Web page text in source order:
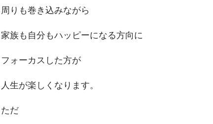
周りも巻き込みながら
家族も自分もハッピーになる方向に
フォーカスした方が
人生が楽しくなります。
ただ